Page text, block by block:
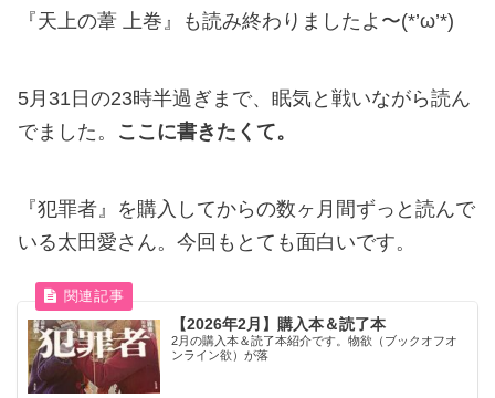
『天上の葦 上巻』も読み終わりましたよ〜(*’ω’*)
5月31日の23時半過ぎまで、眠気と戦いながら読ん
でました。 ここに書きたくて。
『犯罪者』を購入してからの数ヶ月間ずっと読んで
いる太田愛さん。今回もとても面白いです。
【2026年2月】購入本＆読了本
2月の購入本＆読了本紹介です。物欲（ブックオフオ
ンライン欲）が落